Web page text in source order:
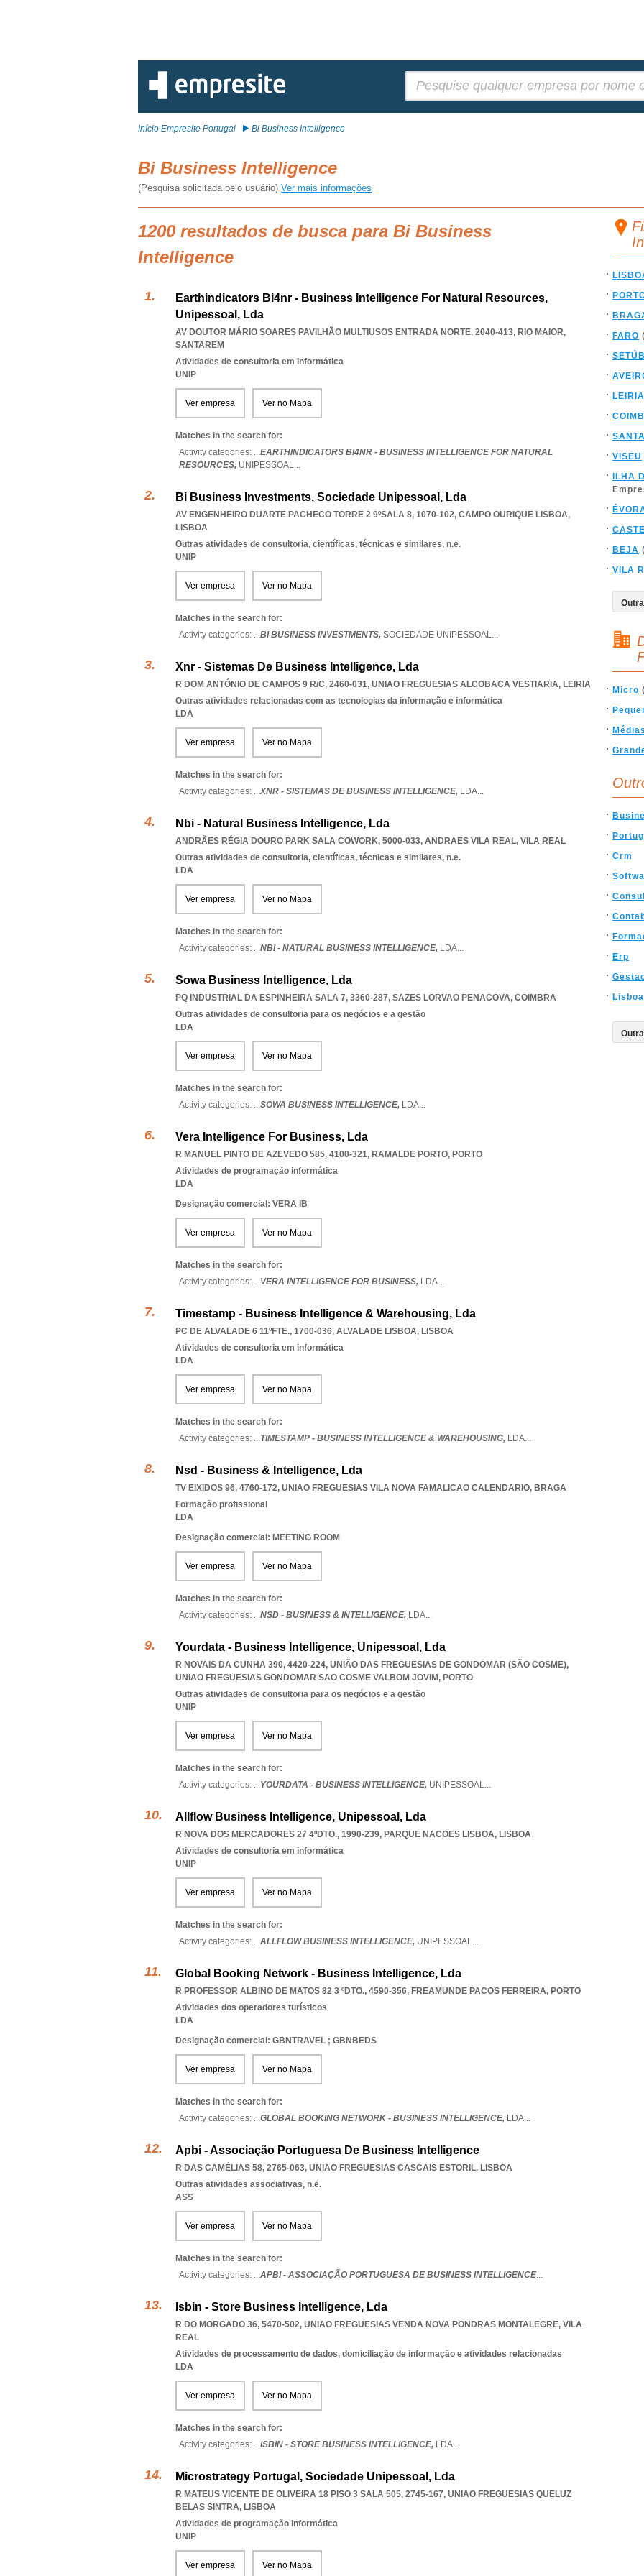
Início Empresite Portugal Bi Business Intelligence
Bi Business Intelligence
(Pesquisa solicitada pelo usuário) Ver mais informações
1200 resultados de busca para Bi Business
Intelligence
Earthindicators Bi4nr - Business Intelligence For Natural Resources,
Unipessoal, Lda
AV DOUTOR MÁRIO SOARES PAVILHÃO MULTIUSOS ENTRADA NORTE, 2040-413, RIO MAIOR,
SANTAREM
Atividades de consultoria em informática
UNIP
Ver empresa Ver no Mapa
Matches in the search for:
Activity categories: ...EARTHINDICATORS BI4NR - BUSINESS INTELLIGENCE FOR NATURAL
RESOURCES, UNIPESSOAL...
Bi Business Investments, Sociedade Unipessoal, Lda
AV ENGENHEIRO DUARTE PACHECO TORRE 2 9ºSALA 8, 1070-102, CAMPO OURIQUE LISBOA,
LISBOA
Outras atividades de consultoria, científicas, técnicas e similares, n.e.
UNIP
Ver empresa Ver no Mapa
Matches in the search for:
Activity categories: ...BI BUSINESS INVESTMENTS, SOCIEDADE UNIPESSOAL...
Xnr - Sistemas De Business Intelligence, Lda
R DOM ANTÓNIO DE CAMPOS 9 R/C, 2460-031, UNIAO FREGUESIAS ALCOBACA VESTIARIA, LEIRIA
Outras atividades relacionadas com as tecnologias da informação e informática
LDA
Ver empresa Ver no Mapa
Matches in the search for:
Activity categories: ...XNR - SISTEMAS DE BUSINESS INTELLIGENCE, LDA...
Nbi - Natural Business Intelligence, Lda
ANDRÃES RÉGIA DOURO PARK SALA COWORK, 5000-033, ANDRAES VILA REAL, VILA REAL
Outras atividades de consultoria, científicas, técnicas e similares, n.e.
LDA
Ver empresa Ver no Mapa
Matches in the search for:
Activity categories: ...NBI - NATURAL BUSINESS INTELLIGENCE, LDA...
Sowa Business Intelligence, Lda
PQ INDUSTRIAL DA ESPINHEIRA SALA 7, 3360-287, SAZES LORVAO PENACOVA, COIMBRA
Outras atividades de consultoria para os negócios e a gestão
LDA
Ver empresa Ver no Mapa
Matches in the search for:
Activity categories: ...SOWA BUSINESS INTELLIGENCE, LDA...
Vera Intelligence For Business, Lda
R MANUEL PINTO DE AZEVEDO 585, 4100-321, RAMALDE PORTO, PORTO
Atividades de programação informática
LDA
Designação comercial: VERA IB
Ver empresa Ver no Mapa
Matches in the search for:
Activity categories: ...VERA INTELLIGENCE FOR BUSINESS, LDA...
Timestamp - Business Intelligence & Warehousing, Lda
PC DE ALVALADE 6 11ºFTE., 1700-036, ALVALADE LISBOA, LISBOA
Atividades de consultoria em informática
LDA
Ver empresa Ver no Mapa
Matches in the search for:
Activity categories: ...TIMESTAMP - BUSINESS INTELLIGENCE & WAREHOUSING, LDA...
Nsd - Business & Intelligence, Lda
TV EIXIDOS 96, 4760-172, UNIAO FREGUESIAS VILA NOVA FAMALICAO CALENDARIO, BRAGA
Formação profissional
LDA
Designação comercial: MEETING ROOM
Ver empresa Ver no Mapa
Matches in the search for:
Activity categories: ...NSD - BUSINESS & INTELLIGENCE, LDA...
Yourdata - Business Intelligence, Unipessoal, Lda
R NOVAIS DA CUNHA 390, 4420-224, UNIÃO DAS FREGUESIAS DE GONDOMAR (SÃO COSME),
UNIAO FREGUESIAS GONDOMAR SAO COSME VALBOM JOVIM, PORTO
Outras atividades de consultoria para os negócios e a gestão
UNIP
Ver empresa Ver no Mapa
Matches in the search for:
Activity categories: ...YOURDATA - BUSINESS INTELLIGENCE, UNIPESSOAL...
Allflow Business Intelligence, Unipessoal, Lda
R NOVA DOS MERCADORES 27 4ºDTO., 1990-239, PARQUE NACOES LISBOA, LISBOA
Atividades de consultoria em informática
UNIP
Ver empresa Ver no Mapa
Matches in the search for:
Activity categories: ...ALLFLOW BUSINESS INTELLIGENCE, UNIPESSOAL...
Global Booking Network - Business Intelligence, Lda
R PROFESSOR ALBINO DE MATOS 82 3 ºDTO., 4590-356, FREAMUNDE PACOS FERREIRA, PORTO
Atividades dos operadores turísticos
LDA
Designação comercial: GBNTRAVEL ; GBNBEDS
Ver empresa Ver no Mapa
Matches in the search for:
Activity categories: ...GLOBAL BOOKING NETWORK - BUSINESS INTELLIGENCE, LDA...
Apbi - Associação Portuguesa De Business Intelligence
R DAS CAMÉLIAS 58, 2765-063, UNIAO FREGUESIAS CASCAIS ESTORIL, LISBOA
Outras atividades associativas, n.e.
ASS
Ver empresa Ver no Mapa
Matches in the search for:
Activity categories: ...APBI - ASSOCIAÇÃO PORTUGUESA DE BUSINESS INTELLIGENCE...
Isbin - Store Business Intelligence, Lda
R DO MORGADO 36, 5470-502, UNIAO FREGUESIAS VENDA NOVA PONDRAS MONTALEGRE, VILA
REAL
Atividades de processamento de dados, domiciliação de informação e atividades relacionadas
LDA
Ver empresa Ver no Mapa
Matches in the search for:
Activity categories: ...ISBIN - STORE BUSINESS INTELLIGENCE, LDA...
Microstrategy Portugal, Sociedade Unipessoal, Lda
R MATEUS VICENTE DE OLIVEIRA 18 PISO 3 SALA 505, 2745-167, UNIAO FREGUESIAS QUELUZ
BELAS SINTRA, LISBOA
Atividades de programação informática
UNIP
Ver empresa Ver no Mapa
FARO
LEIRIA
VISEU
ILHA
BEJA
VILA
Micro
Crm
Erp
Lisboa